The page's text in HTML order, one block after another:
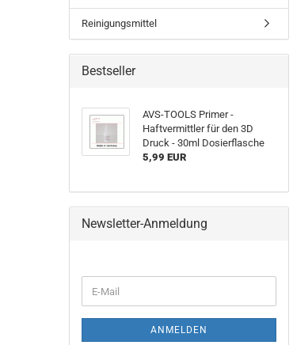
Reinigungsmittel
Bestseller
AVS-TOOLS Primer -
Haftvermittler für den 3D
Druck - 30ml Dosierflasche
5,99 EUR
Newsletter-Anmeldung
ANMELDEN